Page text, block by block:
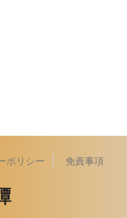
ポリシー 免責事項